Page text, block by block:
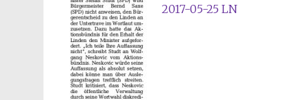
2017-05-25 LN